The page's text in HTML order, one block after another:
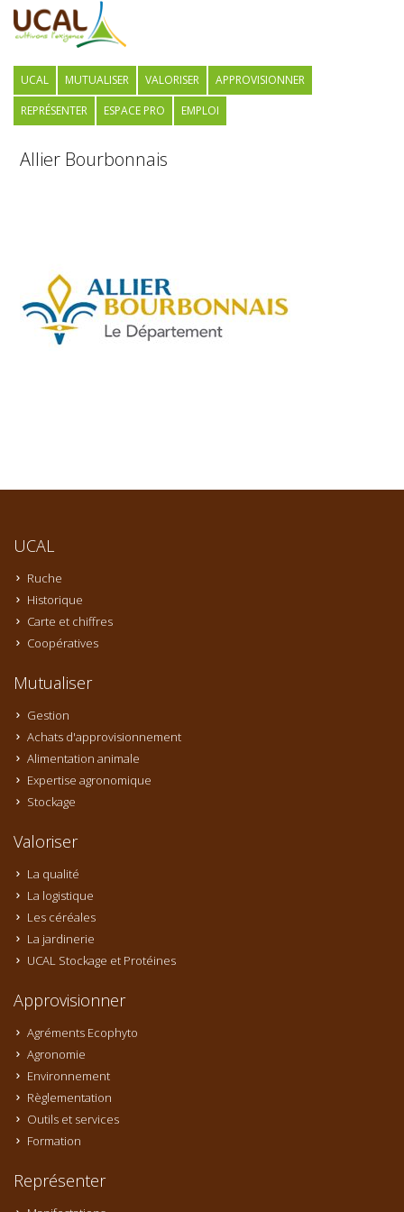
UCAL MUTUALISER VALORISER
APPROVISIONNER
REPRÉSENTER
ESPACE PRO EMPLOI
Allier Bourbonnais
UCAL
Ruche
Historique
Carte et chiffres
Coopératives
Mutualiser
Gestion
Achats d'approvisionnement
Alimentation animale
Expertise agronomique
Stockage
Valoriser
La qualité
La logistique
Les céréales
La jardinerie
UCAL Stockage et Protéines
Approvisionner
Agréments Ecophyto
Agronomie
Environnement
Règlementation
Outils et services
Formation
Représenter